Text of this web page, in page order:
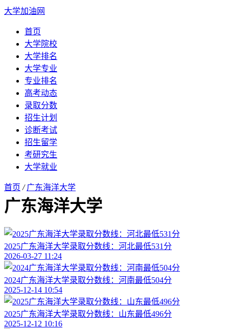
大学加油网
首页
大学院校
大学排名
大学专业
专业排名
高考动态
录取分数
招生计划
诊断考试
招生留学
考研究生
大学就业
首页 / 广东海洋大学
广东海洋大学
2025广东海洋大学录取分数线：河北最低531分
2026-03-27 11:24
2024广东海洋大学录取分数线：河南最低504分
2025-12-14 10:54
2025广东海洋大学录取分数线：山东最低496分
2025-12-12 10:16